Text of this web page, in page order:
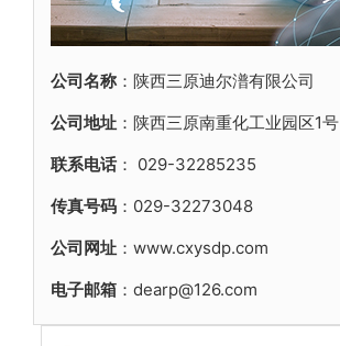
公司名称：陕西三原迪尔潽有限公司
公司地址 ：陕西三原南重化工业园区1号
联系电话： 029-32285235
传真号码 ：029-32273048
公司网址 ：www.cxysdp.com
电子邮箱 ：dearp@126.com